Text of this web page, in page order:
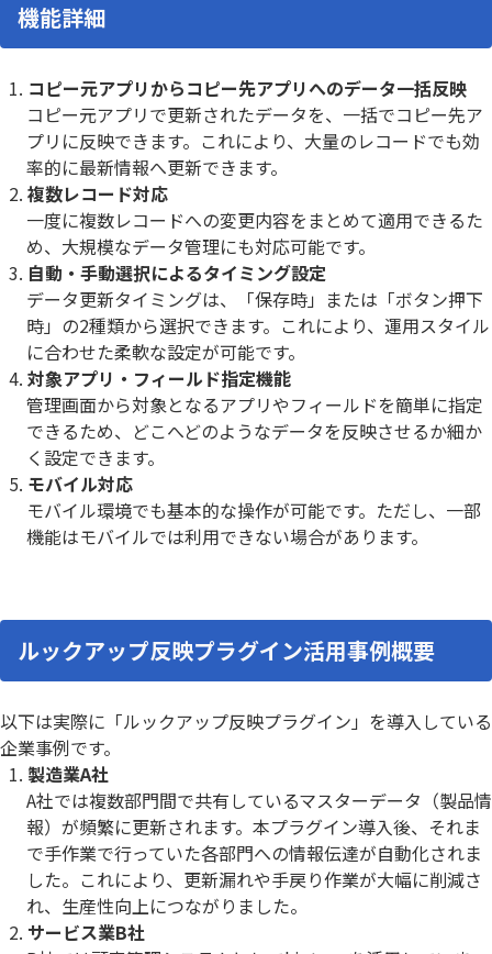
機能詳細
コピー元アプリからコピー先アプリへのデータ一括反映
コピー元アプリで更新されたデータを、一括でコピー先ア
プリに反映できます。これにより、大量のレコードでも効
率的に最新情報へ更新できます。
複数レコード対応
一度に複数レコードへの変更内容をまとめて適用できるた
め、大規模なデータ管理にも対応可能です。
自動・手動選択によるタイミング設定
データ更新タイミングは、「保存時」または「ボタン押下
時」の2種類から選択できます。これにより、運用スタイル
に合わせた柔軟な設定が可能です。
対象アプリ・フィールド指定機能
管理画面から対象となるアプリやフィールドを簡単に指定
できるため、どこへどのようなデータを反映させるか細か
く設定できます。
モバイル対応
モバイル環境でも基本的な操作が可能です。ただし、一部
機能はモバイルでは利用できない場合があります。
ルックアップ反映プラグイン活用事例概要
以下は実際に「ルックアップ反映プラグイン」を導入している
企業事例です。
製造業A社
A社では複数部門間で共有しているマスターデータ（製品情
報）が頻繁に更新されます。本プラグイン導入後、それま
で手作業で行っていた各部門への情報伝達が自動化されま
した。これにより、更新漏れや手戻り作業が大幅に削減さ
れ、生産性向上につながりました。
サービス業B社